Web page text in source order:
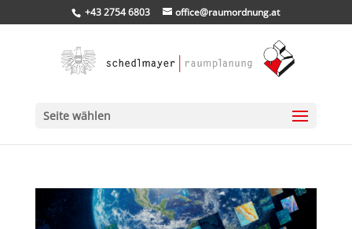
+43 2754 6803 office@raumordnung.at
Seite wählen